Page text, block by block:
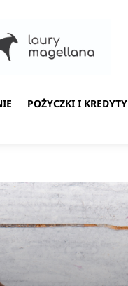
POŻYCZKI I KREDYTY